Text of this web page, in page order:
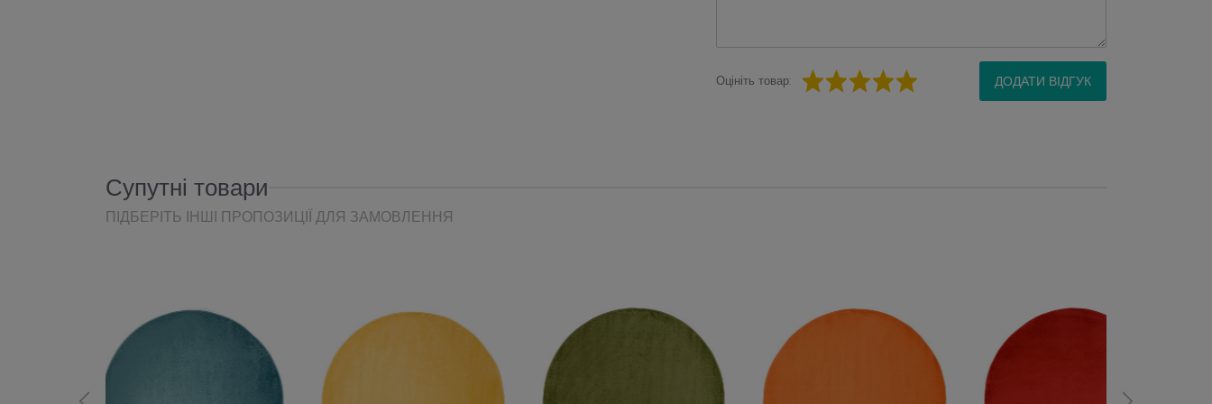
Оцініть товар: ДОДАТИ ВІДГУК
Супутні товари
ПІДБЕРІТЬ ІНШІ ПРОПОЗИЦІЇ ДЛЯ ЗАМОВЛЕННЯ